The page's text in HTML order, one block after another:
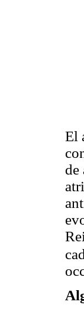
El
de